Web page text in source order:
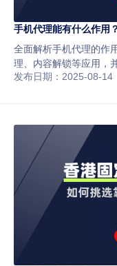
手机代理能有什么作用
全面解析手机代理的作
理、内容解锁等应用，
解决方案，助你安全高
发布日期：2025-08-14